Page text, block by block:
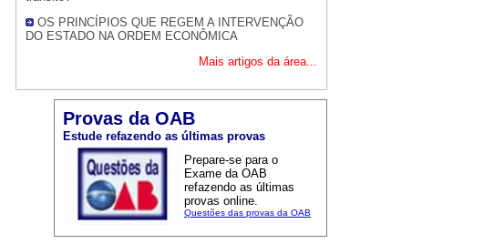
OS PRINCÍPIOS QUE REGEM A INTERVENÇÃO
DO ESTADO NA ORDEM ECONÔMICA
Mais artigos da área...
Provas da OAB
Estude refazendo as últimas provas
Prepare-se para o
Exame da OAB
refazendo as últimas
provas online.
Questões das provas da OAB